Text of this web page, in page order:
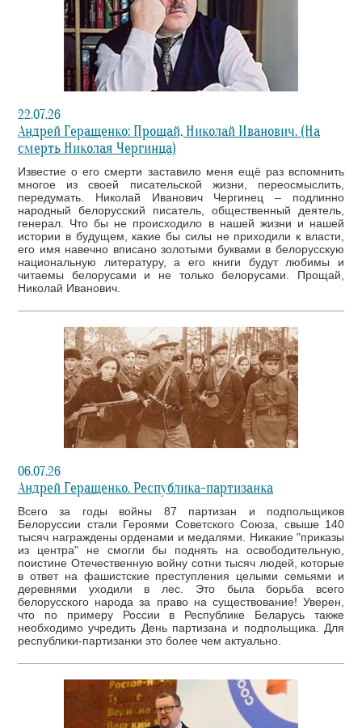
22.07.26
Андрей Геращенко: Прощай, Николай Иванович. (На
смерть Николая Чергинца)
Известие о его смерти заставило меня ещё раз вспомнить
многое из своей писательской жизни, переосмыслить,
передумать. Николай Иванович Чергинец – подлинно
народный белорусский писатель, общественный деятель,
генерал. Что бы не происходило в нашей жизни и нашей
истории в будущем, какие бы силы не приходили к власти,
его имя навечно вписано золотыми буквами в белорусскую
национальную литературу, а его книги будут любимы и
читаемы белорусами и не только белорусами. Прощай,
Николай Иванович.
06.07.26
Андрей Геращенко. Республика-партизанка
Всего за годы войны 87 партизан и подпольщиков
Белоруссии стали Героями Советского Союза, свыше 140
тысяч награждены орденами и медалями. Никакие "приказы
из центра" не смогли бы поднять на освободительную,
поистине Отечественную войну сотни тысяч людей, которые
в ответ на фашистские преступления целыми семьями и
деревнями уходили в лес. Это была борьба всего
белорусского народа за право на существование! Уверен,
что по примеру России в Республике Беларусь также
необходимо учредить День партизана и подпольщика. Для
республики-партизанки это более чем актуально.